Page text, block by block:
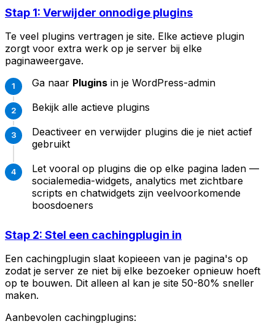
Stap 1: Verwijder onnodige plugins
Te veel plugins vertragen je site. Elke actieve plugin
zorgt voor extra werk op je server bij elke
paginaweergave.
Ga naar Plugins in je WordPress-admin
Bekijk alle actieve plugins
Deactiveer en verwijder plugins die je niet actief
gebruikt
Let vooral op plugins die op elke pagina laden —
socialemedia-widgets, analytics met zichtbare
scripts en chatwidgets zijn veelvoorkomende
boosdoeners
Stap 2: Stel een cachingplugin in
Een cachingplugin slaat kopieeen van je pagina's op
zodat je server ze niet bij elke bezoeker opnieuw hoeft
op te bouwen. Dit alleen al kan je site 50-80% sneller
maken.
Aanbevolen cachingplugins: